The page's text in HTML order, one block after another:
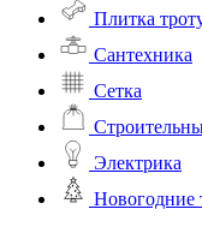
Плитка
Сантехника
Сетка
Электрика
Новогодние